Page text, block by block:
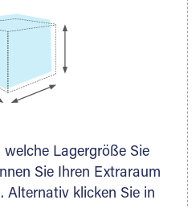
Lagergröße Sie
Sie Ihren Extraraum
Alternativ klicken Sie in